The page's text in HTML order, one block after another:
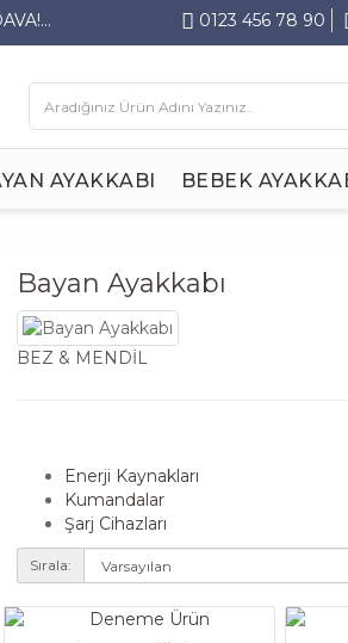
0123 456 78 90
AYAKKABI BEBEK
Bayan Ayakkabı
BEZ & MENDİL
Enerji Kaynakları
Kumandalar
Şarj Cihazları
Sırala: